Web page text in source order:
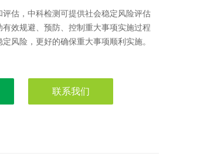
估，中科检测可提供社会稳定风险评估
效规避、预防、控制重大事项实施过程
风险，更好的确保重大事项顺利实施。
联系我们